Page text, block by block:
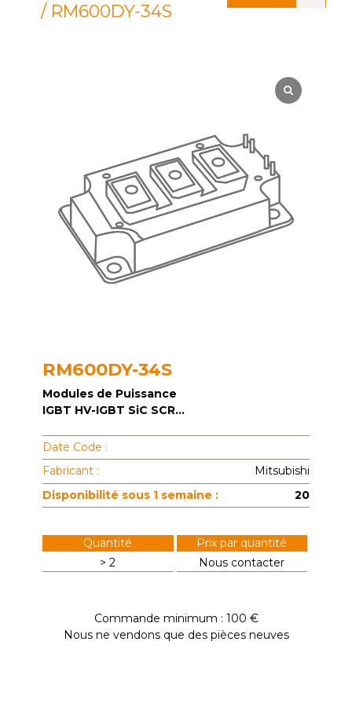
/ RM600DY-34S
RM600DY-34S
Modules de Puissance
IGBT HV-IGBT SiC SCR...
Date Code :
Fabricant :
Mitsubishi
Disponibilité sous 1 semaine :
20
Quantité
Prix par quantité
> 2
Nous contacter
Commande minimum : 100 €
Nous ne vendons que des pièces neuves